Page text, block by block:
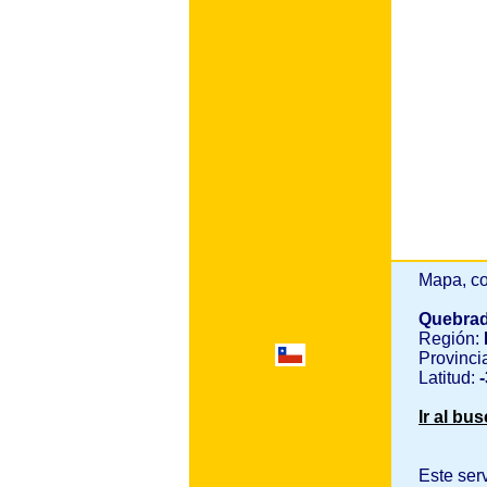
Mapa,
Región:
Latitud:
Ir al
Este